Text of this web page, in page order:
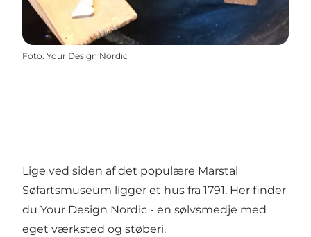
Foto: Your Design Nordic
Lige ved siden af det populære Marstal
Søfartsmuseum ligger et hus fra 1791. Her finder
du Your Design Nordic - en sølvsmedje med
eget værksted og støberi.